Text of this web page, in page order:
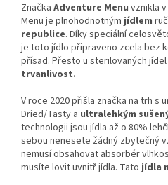
Značka Adventure Menu vznikla
Menu je plnohodnotnýmjídlem
republice. Díky speciální
je toto jídlo připraveno zcela bez
přísad. Přesto u sterilovaných
trvanlivost.
V roce 2020 přišla značka na trh s
Dried/Tasty a ultralehkým
technologii jsou jídla až o 80%
sebou nenesete žádný zbytečný
nemusí obsahovat absorbér
musíte lovit uvnitř jídla. Tato jídla